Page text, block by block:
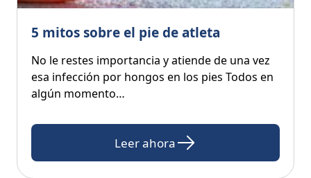
5 mitos sobre el pie de atleta
No le restes importancia y atiende de una vez
esa infección por hongos en los pies Todos en
algún momento…
Leer ahora